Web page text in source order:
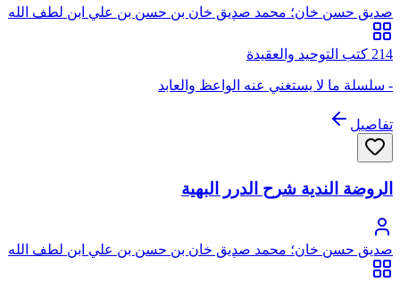
صديق حسن خان؛ محمد صديق خان بن حسن بن علي ابن لطف الله
الحسيني البخاري القنوجي، أبو الطيب
214 كتب التوحيد والعقيدة
- سلسلة ما لا يستغني عنه الواعظ والعابد
تفاصيل
الروضة الندية شرح الدرر البهية
صديق حسن خان؛ محمد صديق خان بن حسن بن علي ابن لطف الله
الحسيني البخاري القنوجي، أبو الطيب